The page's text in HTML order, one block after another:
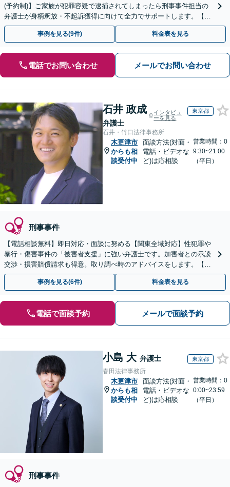
(予約制)】ご家族が犯罪容疑で逮捕されてしまったら刑事事件担当の
弁護士が身柄釈放・不起訴獲得に向けて全力でサポートします。【毎
月100名以上の相談実績】【関東エリア全域対応】
事例を見る(9件) 料金表を見る
電話でお問い合わせ メールでお問い合わせ
石井 政成
弁護士
インタビュ
ーを見る
東京都
石井・竹口法律事務所
木更津市
からも相
談受付中
面談方法(対面・
電話・ビデオな
ど)は応相談
営業時間：0
9:30~21:00
（平日）
刑事事件
【電話相談無料】即日対応・面談に努める【関東全域対応】性犯罪や
暴行・傷害事件の「被害者支援」に強い弁護士です。加害者との示談
交渉・損害賠償請求も得意。取り調べ時のアドバイスをします。【夜
間・休日も対応可】【完全個室】秘密厳守【初回面談無料】
事例を見る(6件) 料金表を見る
電話で面談予約 メールで面談予約
小島 大 弁護士 東京都
春田法律事務所
木更津市
からも相
談受付中
面談方法(対面・
電話・ビデオな
ど)は応相談
営業時間：0
0:00~23:59
（平日）
刑事事件